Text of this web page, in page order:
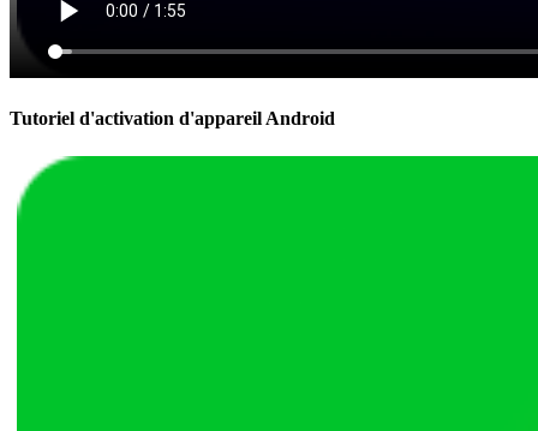
Tutoriel d'activation d'appareil Android